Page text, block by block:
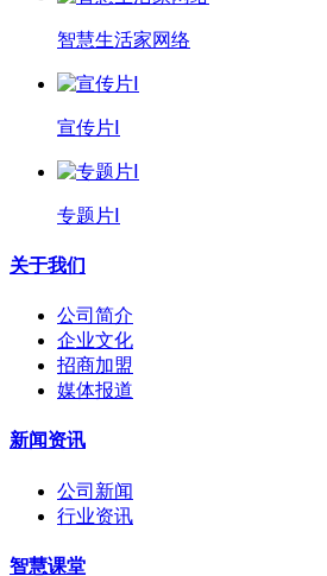
智慧生活家网络
宣传片Ⅰ
专题片Ⅰ
关于我们
公司简介
企业文化
招商加盟
媒体报道
新闻资讯
公司新闻
行业资讯
智慧课堂